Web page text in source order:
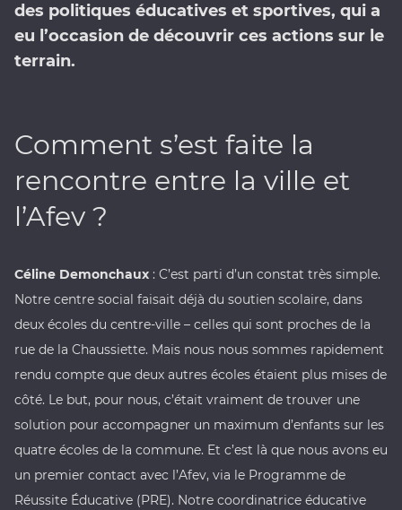
des politiques éducatives et sportives, qui a
eu l’occasion de découvrir ces actions sur le
terrain.
Comment s’est faite la
rencontre entre la ville et
l’Afev ?
Céline Demonchaux : C’est parti d’un constat très simple.
Notre centre social faisait déjà du soutien scolaire, dans
deux écoles du centre-ville – celles qui sont proches de la
rue de la Chaussiette. Mais nous nous sommes rapidement
rendu compte que deux autres écoles étaient plus mises de
côté. Le but, pour nous, c’était vraiment de trouver une
solution pour accompagner un maximum d’enfants sur les
quatre écoles de la commune. Et c’est là que nous avons eu
un premier contact avec l’Afev, via le Programme de
Réussite Éducative (PRE). Notre coordinatrice éducative